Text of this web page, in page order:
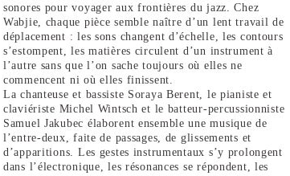
sonores pour voyager aux frontières du jazz. Chez
Wabjie, chaque pièce semble naître d’un lent travail de
déplacement : les sons changent d’échelle, les contours
s’estompent, les matières circulent d’un instrument à
l’autre sans que l’on sache toujours où elles ne
commencent ni où elles finissent.
La chanteuse et bassiste Soraya Berent, le pianiste et
claviériste Michel Wintsch et le batteur-percussionniste
Samuel Jakubec élaborent ensemble une musique de
l’entre-deux, faite de passages, de glissements et
d’apparitions. Les gestes instrumentaux s’y prolongent
dans l’électronique, les résonances se répondent, les